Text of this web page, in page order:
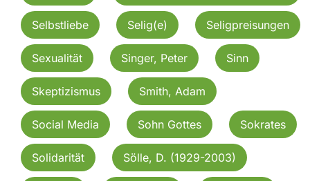
Selbstliebe Selig(e) Seligpreisungen
Sexualität Singer, Peter Sinn
Skeptizismus Smith, Adam
Social Media Sohn Gottes Sokrates
Solidarität Sölle, D. (1929-2003)